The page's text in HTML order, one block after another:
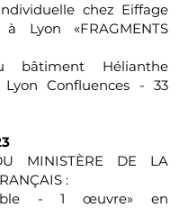
chez Eiffage
Lyon «FRAGMENTS
bâtiment Hélianthe
Lyon Confluences - 33
MINISTÈRE DE LA
:
- 1 œuvre» en